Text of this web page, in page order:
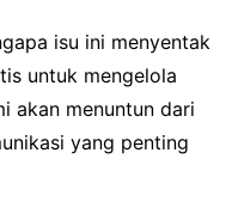
isu ini menyentak
untuk mengelola
akan menuntun dari
yang penting